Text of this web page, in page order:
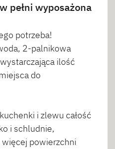
pełni wyposażona
potrzeba!
2-palnikowa
ilość
do
i zlewu całość
i schludnie,
powierzchni